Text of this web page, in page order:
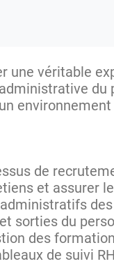
une véritable
du
de
et assurer
sorties du
des
de suivi RH